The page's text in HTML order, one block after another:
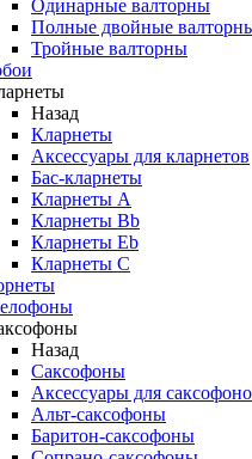
Одинарные валторны
Полные двойные
Тройные валторны
Назад
Кларнеты
Аксессуары для кларнетов
Бас-кларнеты
Кларнеты A
Кларнеты Bb
Кларнеты Eb
Кларнеты С
Назад
Саксофоны
Аксессуары для
Альт-саксофоны
Баритон-саксофоны